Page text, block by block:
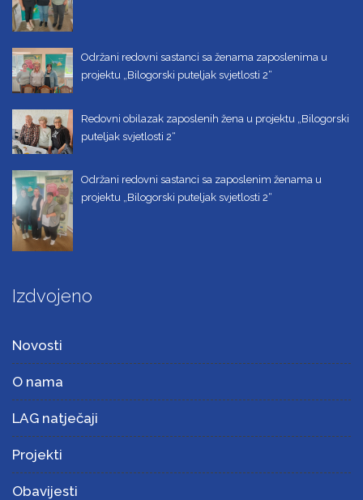
Održani redovni sastanci sa ženama zaposlenima u
projektu „Bilogorski puteljak svjetlosti 2“
Redovni obilazak zaposlenih žena u projektu „Bilogorski
puteljak svjetlosti 2“
Održani redovni sastanci sa zaposlenim ženama u
projektu „Bilogorski puteljak svjetlosti 2“
Izdvojeno
Novosti
O nama
LAG natječaji
Projekti
Obavijesti